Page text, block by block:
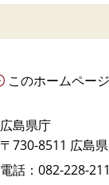
このホームペー
広島県庁
〒730-8511 広島
電話：082-228-